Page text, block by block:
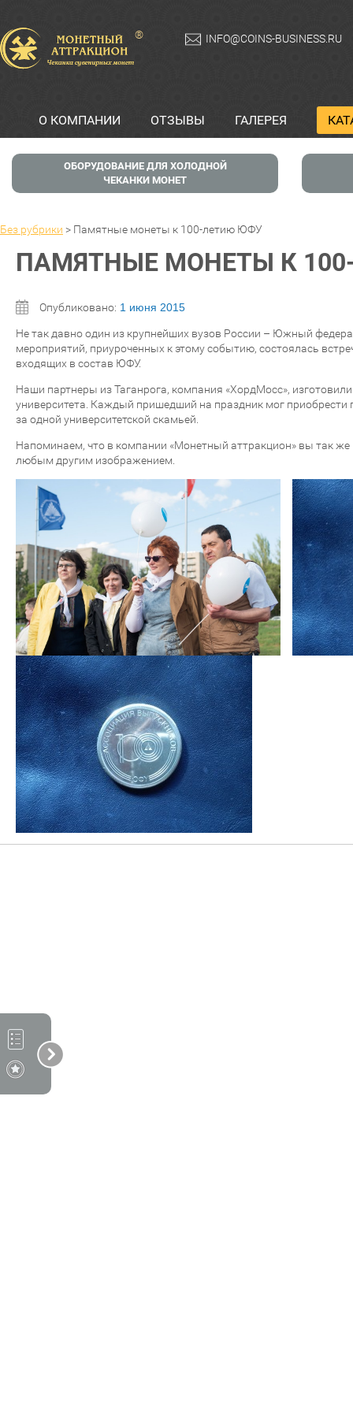
® INFO@COINS-BUSINESS.RU
О КОМПАНИИ ОТЗЫВЫ ГАЛЕРЕЯ
ОБОРУДОВАНИЕ ДЛЯ ХОЛОДНОЙ
ЧЕКАНКИ МОНЕТ
Без рубрики > Памятные монеты к 100-летию ЮФУ
ПАМЯТНЫЕ МОНЕТЫ К
Опубликовано: 1 июня 2015
Не так давно один из крупнейших вузов России – Южный
мероприятий, приуроченных к этому событию, состоялась
входящих в состав ЮФУ.
Наши партнеры из Таганрога, компания «ХордМосс»,
университета. Каждый пришедший на праздник мог приобрести
за одной университетской скамьей.
Напоминаем, что в компании «Монетный аттракцион» вы так
любым другим изображением.